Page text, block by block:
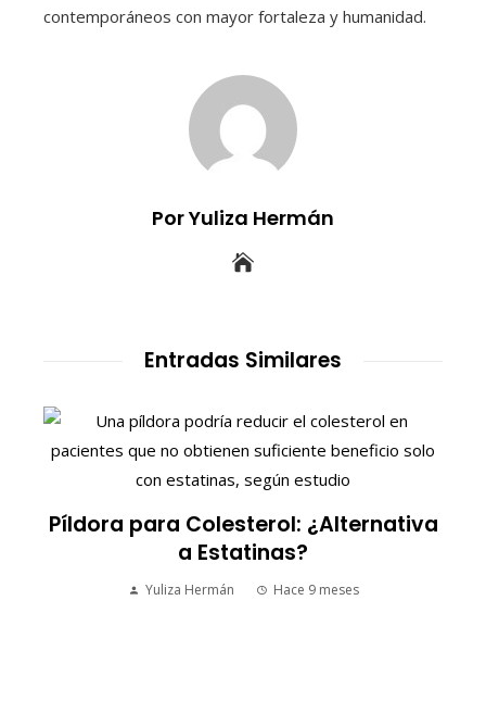
contemporáneos con mayor fortaleza y humanidad.
Por Yuliza Hermán
Entradas Similares
Píldora para Colesterol: ¿Alternativa
a Estatinas?
Yuliza Hermán Hace 9 meses